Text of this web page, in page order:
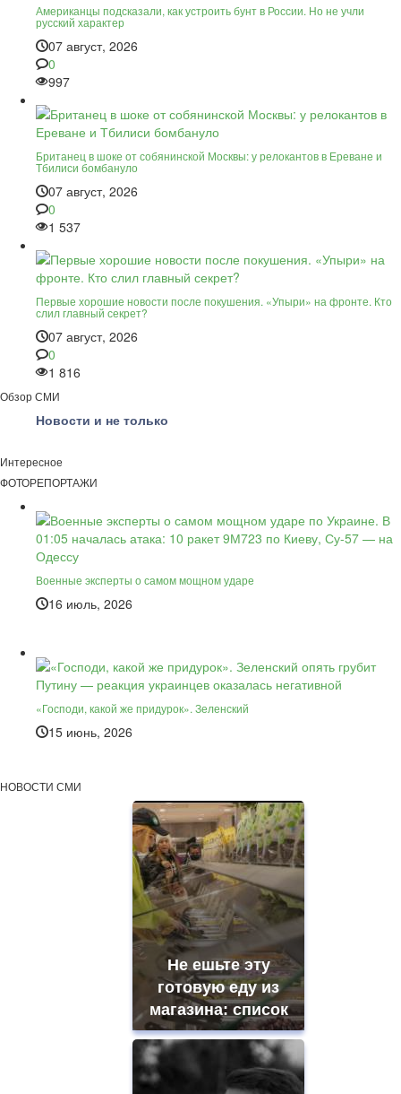
Американцы подсказали, как устроить бунт в России. Но не учли
русский характер
07 август, 2026
0
997
Британец в шоке от собянинской Москвы: у релокантов в Ереване и
Тбилиси бомбануло
07 август, 2026
0
1 537
Первые хорошие новости после покушения. «Упыри» на фронте. Кто
слил главный секрет?
07 август, 2026
0
1 816
Обзор СМИ
Новости и не только
Интересное
ФОТОРЕПОРТАЖИ
Военные эксперты о самом мощном ударе
16 июль, 2026
«Господи, какой же придурок». Зеленский
15 июнь, 2026
НОВОСТИ СМИ
Не ешьте эту
готовую еду из
магазина: список